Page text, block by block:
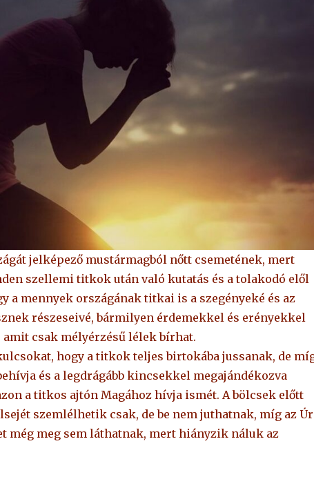
jelképező mustármagból nőtt csemetének, mert
szellemi titkok után való kutatás és a tolakodó elől
a mennyek országának titkai is a szegényeké és az
részeseivé, bármilyen érdemekkel és erényekkel
csak mélyérzésű lélek bírhat.
hogy a titkok teljes birtokába jussanak, de
és a legdrágább kincsekkel megajándékozva
a titkos ajtón Magához hívja ismét. A bölcsek előtt
szemlélhetik csak, de be nem juthatnak, míg az Úr
még meg sem láthatnak, mert hiányzik náluk az